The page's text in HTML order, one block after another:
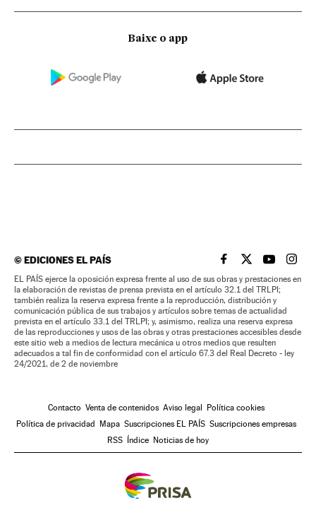
Baixe o app
©EDICIONES EL PAÍS EL PAÍS BRASIL EN
EL PAÍSEL PAÍS
EL
EL PAÍS ejerce la oposición expresa frente al uso de sus obras y prestaciones en
la elaboración de revistas de prensa prevista en el artículo 32.1 del TRLPI;
también realiza la reserva expresa frente a la reproducción, distribución y
comunicación pública de sus trabajos y artículos sobre temas de actualidad
prevista en el artículo 33.1 del TRLPI; y, asimismo, realiza una reserva expresa
de las reproducciones y usos de las obras y otras prestaciones accesibles desde
este sitio web a medios de lectura mecánica u otros medios que resulten
adecuados a tal fin de conformidad con el artículo 67.3 del Real Decreto - ley
24/2021, de 2 de noviembre
Contacto Venta de contenidos Aviso legal
Política cookies
Política de privacidad
Mapa Suscripciones EL PAÍS Suscripciones empresas
RSS
Índice Noticias de hoy